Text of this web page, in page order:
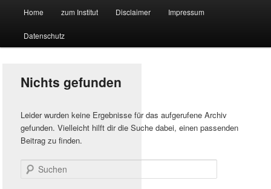
Suchmaschine Forschung und
Technologie
Zum
primären
springen
Zum
sekundären
springen
Home zum Institut Disclaimer Impressum
Datenschutz
Nichts gefunden
Leider wurden keine Ergebnisse für das aufgerufene Archiv
gefunden. Vielleicht hilft dir die Suche dabei, einen passenden
Beitrag zu finden.
Suchen